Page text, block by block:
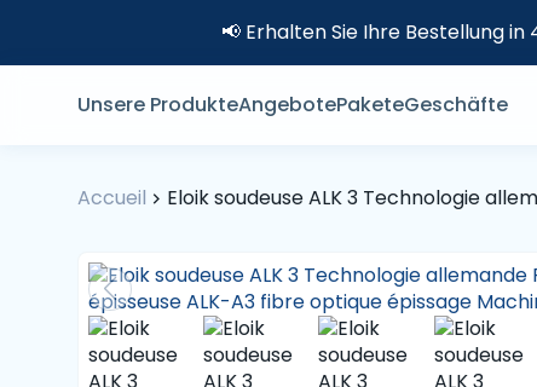
📢 Erhalten Sie Ihre Bestellung
Unsere ProdukteAngebotePaketeGeschäfte
Accueil Eloik soudeuse ALK 3 Technologie